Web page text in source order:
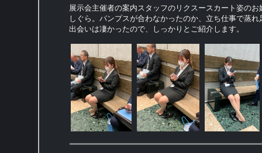
展示会主催者の案内スタッフのリクスースカート姿の
しぐら。パンプスが合わなかったのか、立ち仕事で蒸
出会いは凄かったので、しっかりとご紹介します。